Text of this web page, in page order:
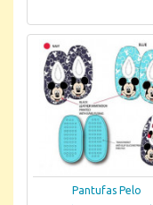
Pantufas Pelo